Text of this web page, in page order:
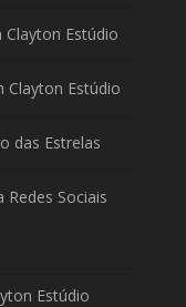
Estúdio
Clayton Estúdio
das Estrelas
Redes Sociais
Estúdio